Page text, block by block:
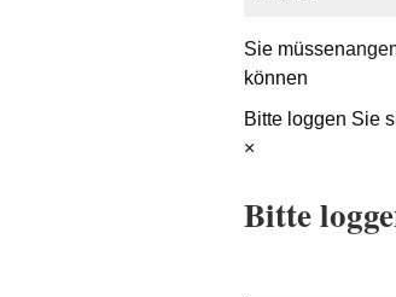
Sie müssen
können
Bitte loggen Sie
×
Bitte